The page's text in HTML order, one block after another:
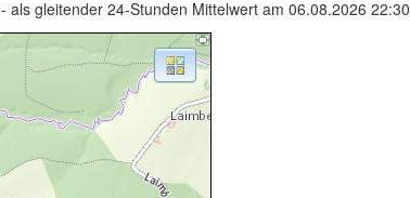
- als gleitender 24-Stunden Mittelwert am 06.08.2026 22:30